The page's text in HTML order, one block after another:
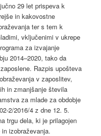
29 let prispeva k
in kakovostne
ter s tem k
vključenimi v ukrepe
za izvajanje
2014–2020, tako da
Razpis upošteva
v zaposlitev,
in zmanjšanje števila
za mlade za obdobje
2/2016/4 z dne 12. 5.
trgu dela, ki je prilagojen
izobraževanja.